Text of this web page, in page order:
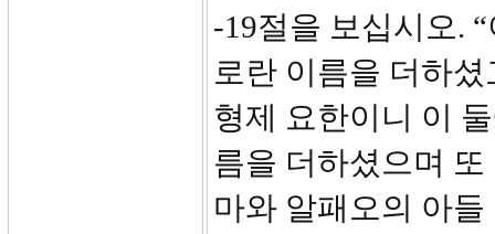
-19절을 보십시오.
로란 이름을 더하
형제 요한이니 이
름을 더하셨으며
마와 알패오의 아